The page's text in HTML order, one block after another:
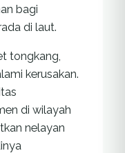
bagi
di laut.
tongkang,
kerusakan.
di wilayah
nelayan